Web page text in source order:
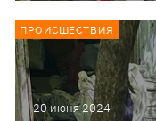
20 июня 2024
ПРОИСШЕСТВИЯ